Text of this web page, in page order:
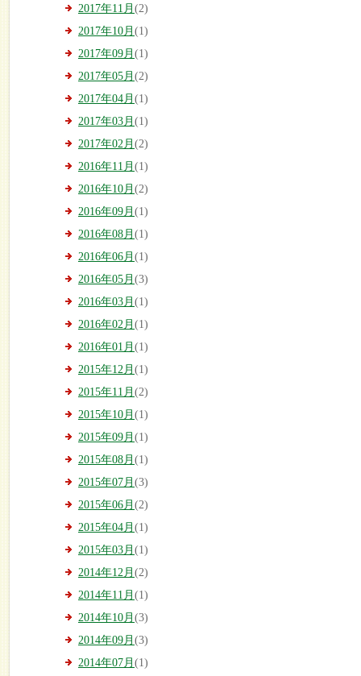
2017年11月 (2)
2017年10月 (1)
2017年09月 (1)
2017年05月 (2)
2017年04月 (1)
2017年03月 (1)
2017年02月 (2)
2016年11月 (1)
2016年10月 (2)
2016年09月 (1)
2016年08月 (1)
2016年06月 (1)
2016年05月 (3)
2016年03月 (1)
2016年02月 (1)
2016年01月 (1)
2015年12月 (1)
2015年11月 (2)
2015年10月 (1)
2015年09月 (1)
2015年08月 (1)
2015年07月 (3)
2015年06月 (2)
2015年04月 (1)
2015年03月 (1)
2014年12月 (2)
2014年11月 (1)
2014年10月 (3)
2014年09月 (3)
2014年07月 (1)